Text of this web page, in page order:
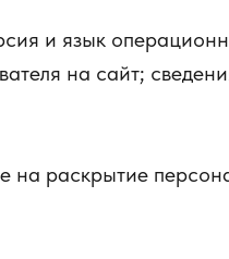
и язык
на сайт;
раскрытие